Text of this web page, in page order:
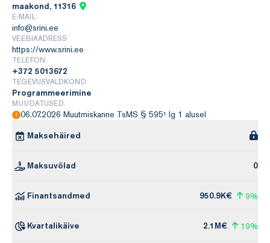
maakond, 11316
E-MAIL:
info@srini.ee
VEEBIAADRESS:
https://www.srini.ee
TELEFON:
+372 5013672
TEGEVUSVALDKOND:
Programmeerimine
MUUDATUSED:
06.07.2026 Muutmiskanne TsMS § 595¹ lg 1 alusel
Maksehäired
Maksuvõlad 0
Finantsandmed 950.9K€ 9%
Kvartalikäive 2.1M€ 19%